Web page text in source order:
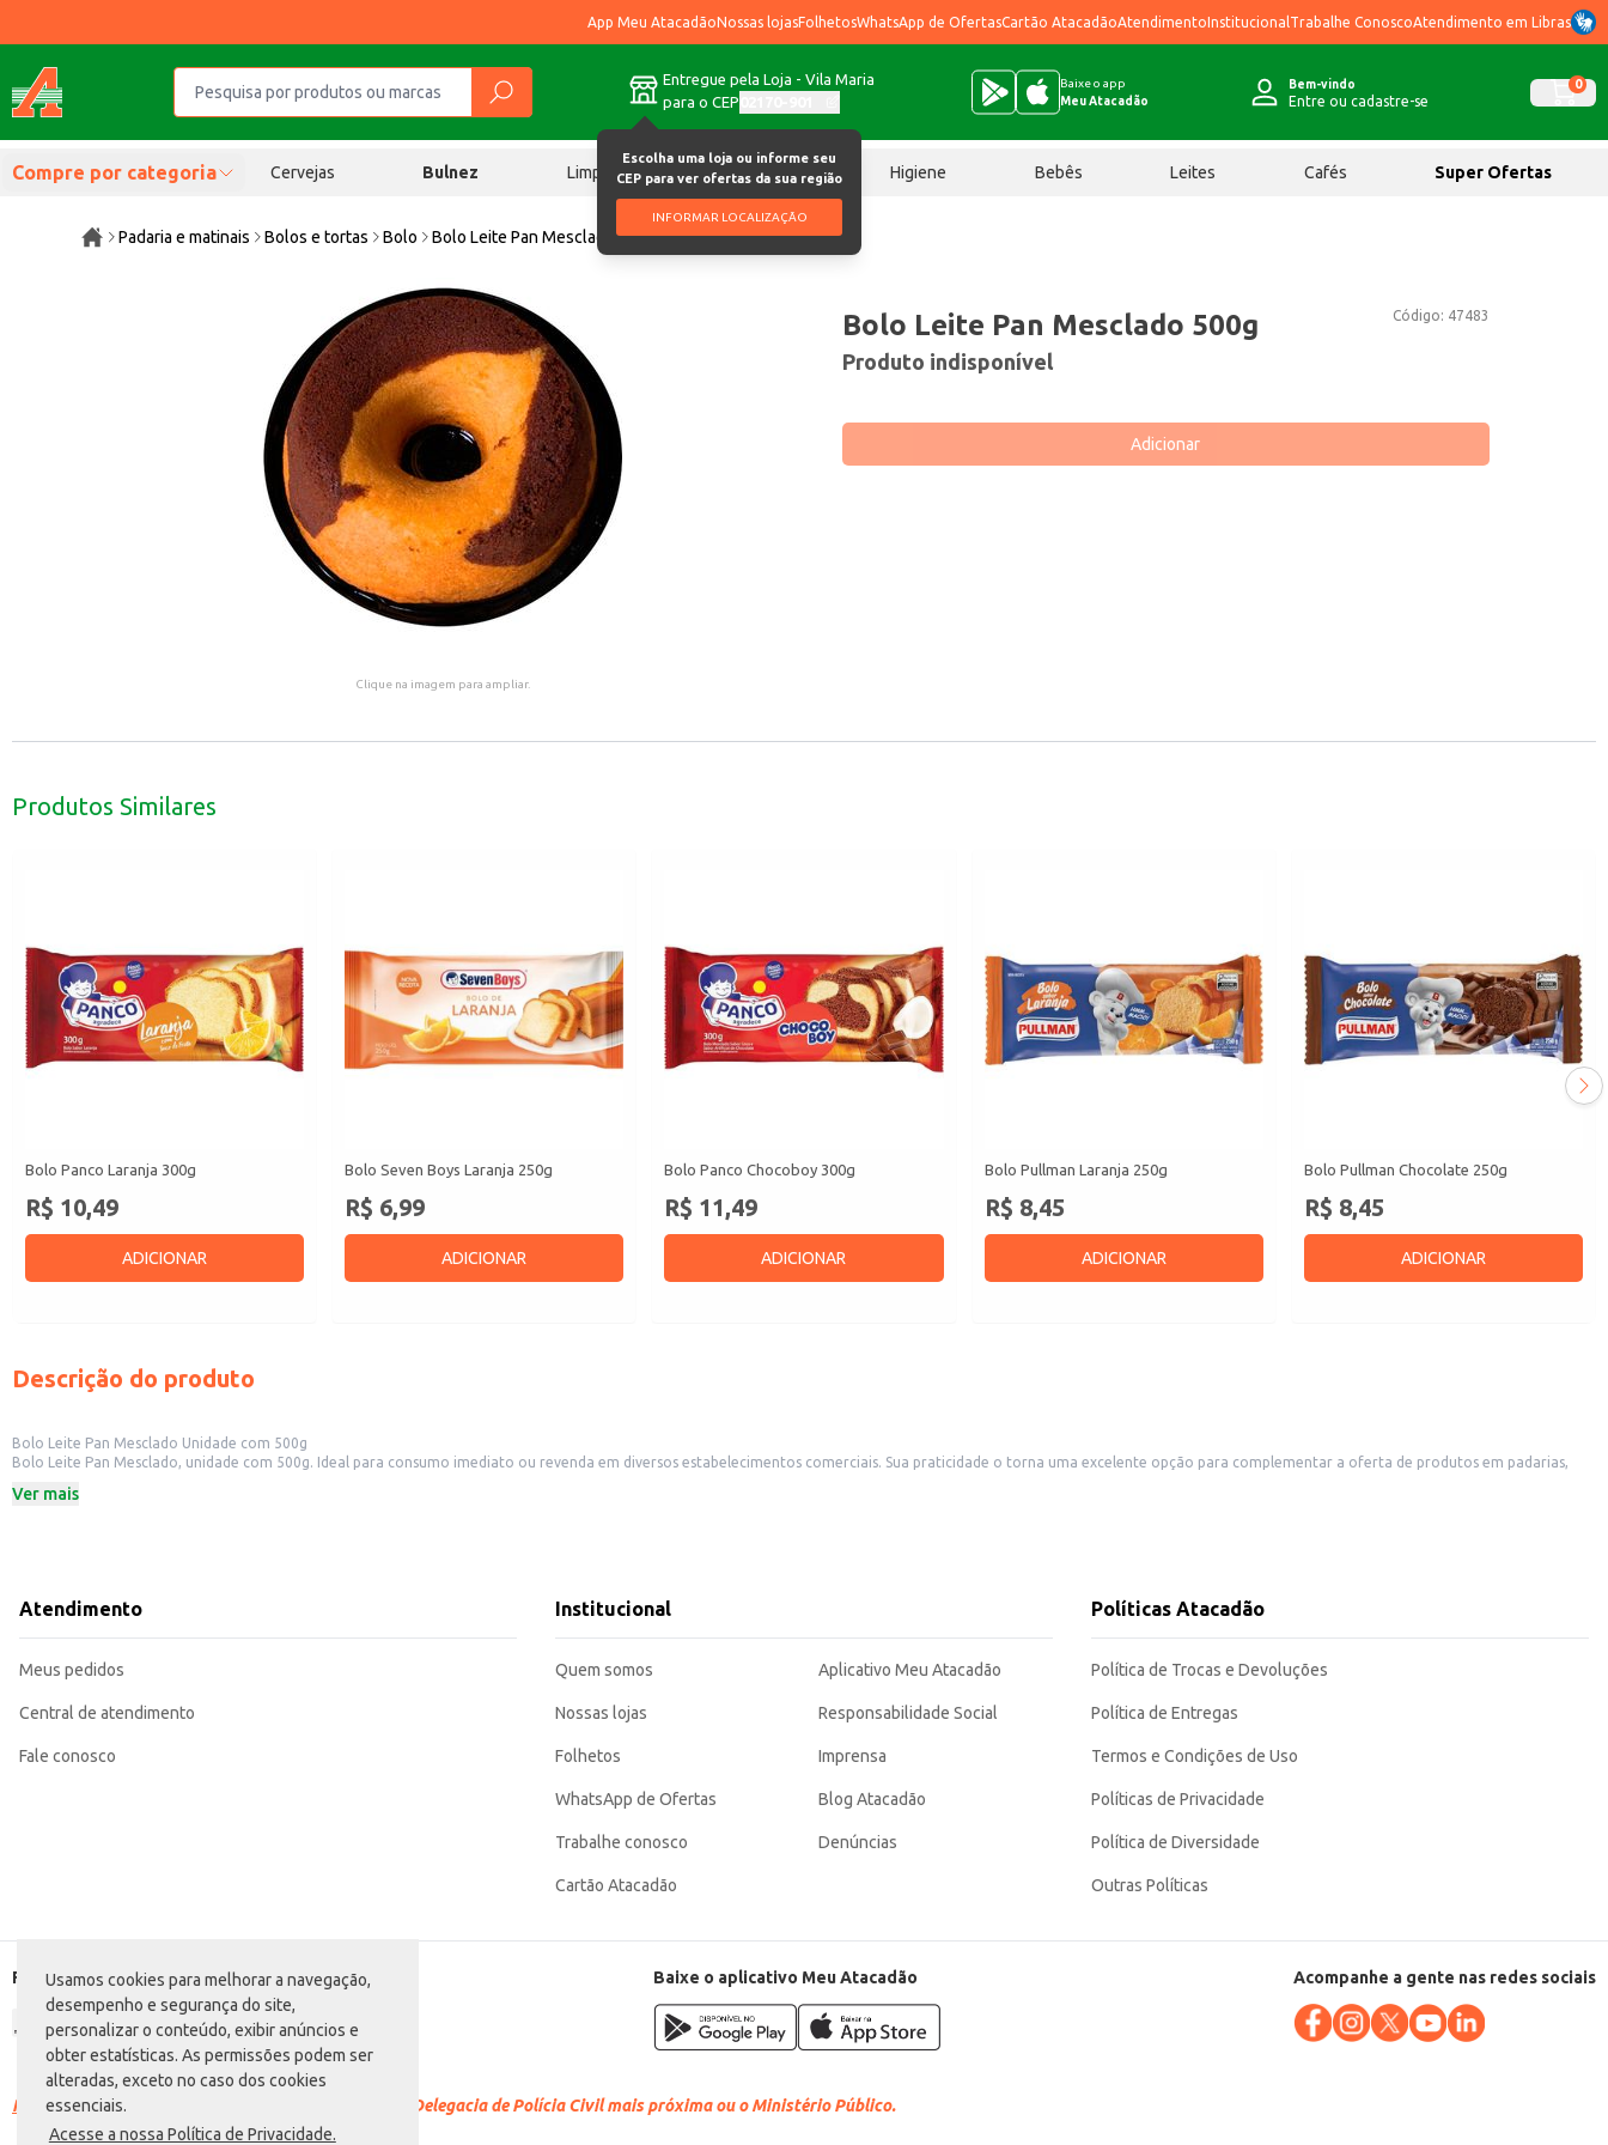
Usamos cookies para melhorar a navegação,
desempenho e segurança do site,
personalizar o conteúdo, exibir anúncios e
obter estatísticas. As permissões podem ser
alteradas, exceto no caso dos cookies
essenciais.
Acesse a nossa Política de Privacidade.
App Meu AtacadãoNossas lojasFolhetosWhatsApp de OfertasCartão AtacadãoAtendimentoInstitucional Trabalhe ConoscoAtendimento em Libras
Entregue pela Loja - Vila Maria
para o CEP
Escolha uma loja ou informe seu
CEP para ver ofertas da sua região
INFORMAR LOCALIZAÇÃO
Baixe o app
Meu Atacadão
Bem-vindo
Entre ou cadastre-se
0
Compre por categoria Cervejas Bulnez Limpeza Chocolates Higiene Bebês Leites Cafés Super Ofertas
Padaria e matinais Bolos e tortas Bolo Bolo Leite Pan Mesclado 500g
Clique na imagem para ampliar.
Código: 47483
Bolo Leite Pan Mesclado 500g
Produto indisponível
Adicionar
Produtos Similares
Bolo Panco Laranja 300g
R$ 10,49
ADICIONAR
Bolo Seven Boys Laranja 250g
R$ 6,99
ADICIONAR
Bolo Panco Chocoboy 300g
R$ 11,49
ADICIONAR
Bolo Pullman Laranja 250g
R$ 8,45
ADICIONAR
Bolo Pullman Chocolate 250g
R$ 8,45
ADICIONAR
Descrição do produto
Bolo Leite Pan Mesclado Unidade com 500g
Bolo Leite Pan Mesclado, unidade com 500g. Ideal para consumo imediato ou revenda em diversos estabelecimentos comerciais. Sua praticidade o torna uma excelente opção para complementar a oferta de produtos em padarias,
Peso: 500g
O Bolo Leite Pan Mesclado oferece praticidade e sabor, sendo uma opção versátil para diferentes ocasiões e tipos de negócio. Sua embalagem individual facilita o manuseio e a conservação do produto, garantindo a qualidade e o
sabor característico da marca Leite Pan.
Ver mais
Atendimento
Meus pedidos
Central de atendimento
Fale conosco
Institucional
Quem somos
Nossas lojas
Folhetos
WhatsApp de Ofertas
Trabalhe conosco
Cartão Atacadão
Aplicativo Meu Atacadão
Responsabilidade Social
Imprensa
Blog Atacadão
Denúncias
Políticas Atacadão
Política de Trocas e Devoluções
Política de Entregas
Termos e Condições de Uso
Políticas de Privacidade
Política de Diversidade
Outras Políticas
Formas de pagamento Baixe o aplicativo Meu Atacadão Acompanhe a gente nas redes sociais
Racismo é crime. Denuncie. Disque 100 ou procure a Delegacia de Polícia Civil mais próxima ou o Ministério Público.